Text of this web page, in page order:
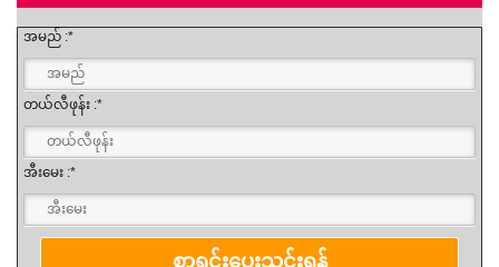
အမည် :*
တယ်လီဖုန်း :*
အီးမေး :*